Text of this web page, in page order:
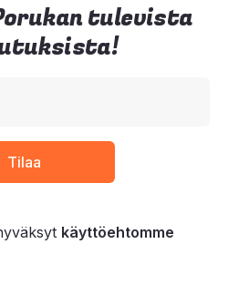
tulevista
käyttöehtomme